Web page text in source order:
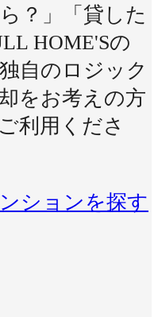
？」「貸した
HOME'Sの
自のロジック
をお考えの方
利用くださ
ションを探す